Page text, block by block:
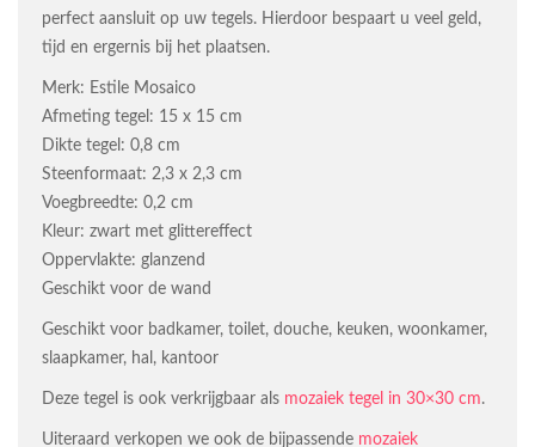
perfect aansluit op uw tegels. Hierdoor bespaart u veel geld,
tijd en ergernis bij het plaatsen.
Merk: Estile Mosaico
Afmeting tegel: 15 x 15 cm
Dikte tegel: 0,8 cm
Steenformaat: 2,3 x 2,3 cm
Voegbreedte: 0,2 cm
Kleur: zwart met glittereffect
Oppervlakte: glanzend
Geschikt voor de wand
Geschikt voor badkamer, toilet, douche, keuken, woonkamer,
slaapkamer, hal, kantoor
Deze tegel is ook verkrijgbaar als mozaiek tegel in 30×30 cm.
Uiteraard verkopen we ook de bijpassende mozaiek